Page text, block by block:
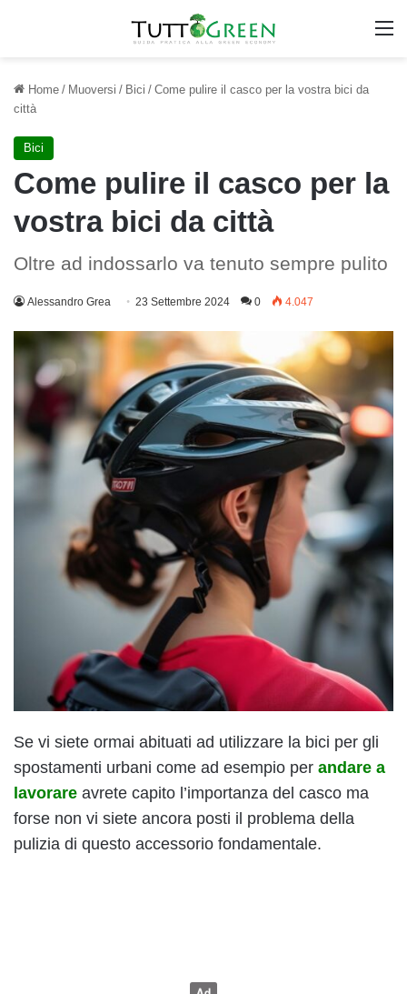
Home / Muoversi / Bici / Come pulire il casco per la vostra bici da
città
Bici
Come pulire il casco per la
vostra bici da città
Oltre ad indossarlo va tenuto sempre pulito
Alessandro Grea 23 Settembre 2024 0 4.047
Se vi siete ormai abituati ad utilizzare la bici per gli
spostamenti urbani come ad esempio per andare a
lavorare avrete capito l’importanza del casco ma
forse non vi siete ancora posti il problema della
pulizia di questo accessorio fondamentale.